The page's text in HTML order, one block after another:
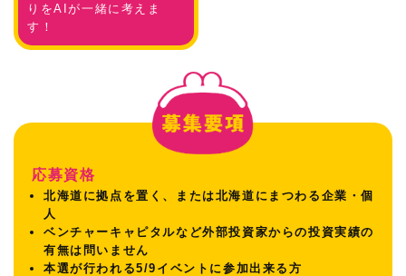
りをAIが一緒に考えま
す！
応募資格
北海道に拠点を置く、または北海道にまつわる企業・個
人
ベンチャーキャピタルなど外部投資家からの投資実績の
有無は問いません
本選が行われる5/9イベントに参加出来る方